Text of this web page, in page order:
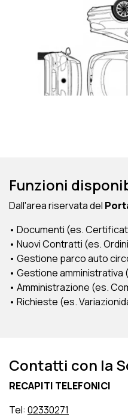
Funzioni
Dall'area riservata del
• Documenti (es.
• Nuovi Contratti (es.
• Gestione parco auto
• Gestione
• Amministrazione (es.
• Richieste (es.
Contatti con la
RECAPITI TELEFONICI
Tel: 02330271